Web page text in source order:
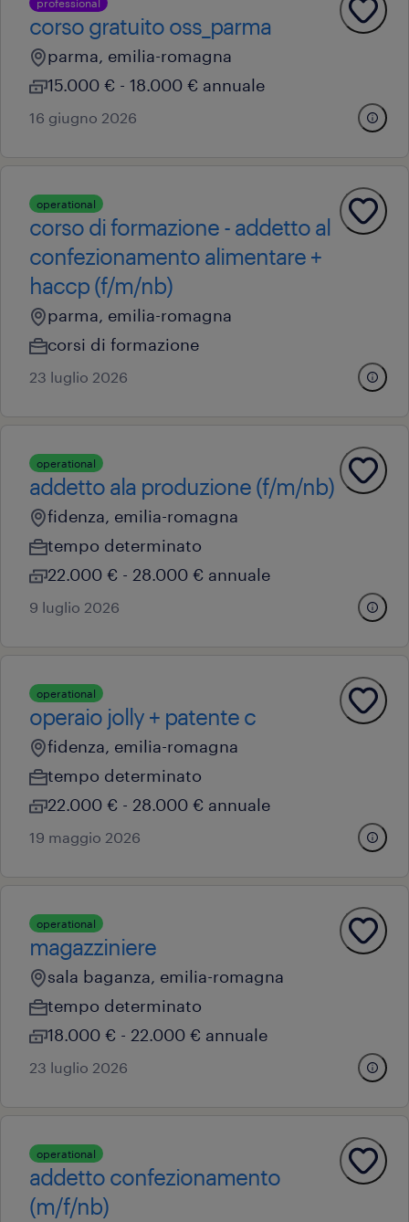
professional
corso gratuito oss_parma
parma, emilia-romagna
15.000 € - 18.000 € annuale
16 giugno 2026
operational
corso di formazione - addetto al
confezionamento alimentare +
haccp (f/m/nb)
parma, emilia-romagna
corsi di formazione
23 luglio 2026
operational
addetto ala produzione (f/m/nb)
fidenza, emilia-romagna
tempo determinato
22.000 € - 28.000 € annuale
9 luglio 2026
operational
operaio jolly + patente c
fidenza, emilia-romagna
tempo determinato
22.000 € - 28.000 € annuale
19 maggio 2026
operational
magazziniere
sala baganza, emilia-romagna
tempo determinato
18.000 € - 22.000 € annuale
23 luglio 2026
operational
addetto confezionamento
(m/f/nb)